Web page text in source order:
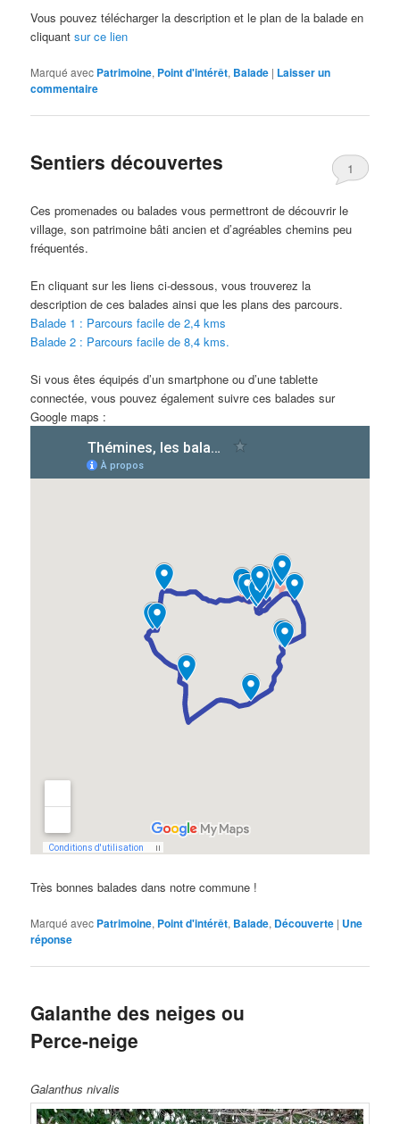
Vous pouvez télécharger la description et le plan de la balade en
cliquantsur ce lien
Marqué avec Patrimoine, Point d'intérêt, Balade | Laisser un
commentaire
Sentiers découvertes 1
Ces promenades ou balades vous permettront de découvrir le
village, son patrimoine bâti ancien et d’agréables chemins peu
fréquentés.
En cliquant sur les liens ci-dessous, vous trouverez la
description de ces balades ainsi que les plans des parcours.
Balade 1 : Parcours facile de 2,4 kms
Balade 2 : Parcours facile de 8,4 kms.
Si vous êtes équipés d’un smartphone ou d’une tablette
connectée, vous pouvez également suivre ces balades sur
Google maps :
Très bonnes balades dans notre commune !
Marqué avec Patrimoine, Point d'intérêt, Balade, Découverte | Une
réponse
Galanthe des neiges ou
Perce-neige
Galanthus nivalis